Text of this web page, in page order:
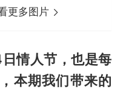
更多图片
情人节，也是每
本期我们带来的